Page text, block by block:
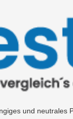
und neutrales